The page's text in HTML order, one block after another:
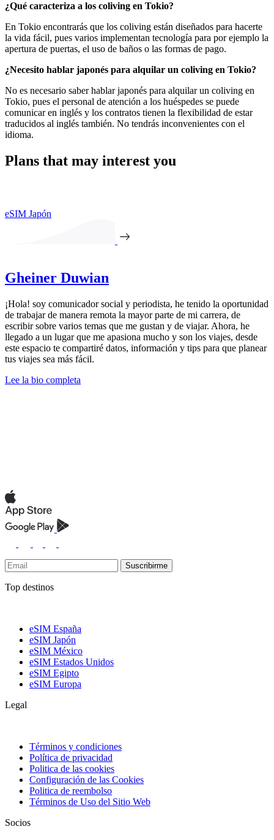
¿Qué caracteriza a los coliving en Tokio?
En Tokio encontrarás que los coliving están diseñados para hacerte
la vida fácil, pues varios implementan tecnología para por ejemplo la
apertura de puertas, el uso de baños o las formas de pago.
¿Necesito hablar japonés para alquilar un coliving en Tokio?
No es necesario saber hablar japonés para alquilar un coliving en
Tokio, pues el personal de atención a los huéspedes se puede
comunicar en inglés y los contratos tienen la flexibilidad de estar
traducidos al inglés también. No tendrás inconvenientes con el
idioma.
Plans that may interest you
eSIM Japón
Gheiner Duwian
¡Hola! soy comunicador social y periodista, he tenido la oportunidad
de trabajar de manera remota la mayor parte de mi carrera, de
escribir sobre varios temas que me gustan y de viajar. Ahora, he
llegado a un lugar que me apasiona mucho y son los viajes, desde
este espacio te compartiré datos, información y tips para que planear
tus viajes sea más fácil.
Lee la bio completa
Suscribirme
Top destinos
eSIM España
eSIM Japón
eSIM México
eSIM Estados Unidos
eSIM Egipto
eSIM Europa
Legal
Términos y condiciones
Política de privacidad
Politica de las cookies
Configuración de las Cookies
Politica de reembolso
Términos de Uso del Sitio Web
Socios